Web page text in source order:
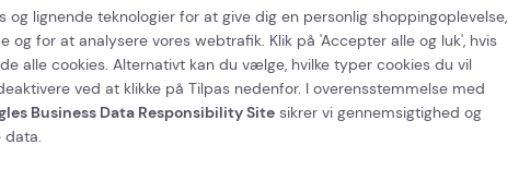
20 apr 2023 05 apr
og lignende teknologier for at give dig en personlig shoppingoplevelse,
og for at analysere vores webtrafik. Klik på 'Accepter alle og luk', hvis
alle cookies. Alternativt kan du vælge, hvilke typer cookies du vil
ved at klikke på Tilpas nedenfor. I overensstemmelse med
Business Data Responsibility Site sikrer vi gennemsigtighed og